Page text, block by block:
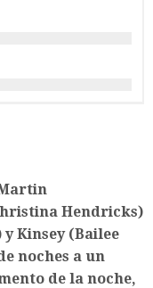
Hendricks)
Kinsey (Bailee
noches a un
de la noche,